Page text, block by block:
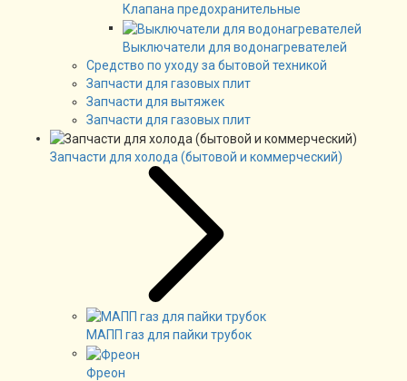
Клапана предохранительные
Выключатели для водонагревателей
Средство по уходу за бытовой техникой
Запчасти для газовых плит
Запчасти для вытяжек
Запчасти для газовых плит
Запчасти для холода (бытовой и коммерческий)
МАПП газ для пайки трубок
Фреон